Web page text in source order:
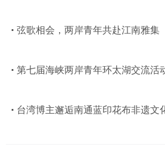
弦歌相会，两岸青年共赴江南雅集
第七届海峡两岸青年环太湖交流活
台湾博主邂逅南通蓝印花布非遗文